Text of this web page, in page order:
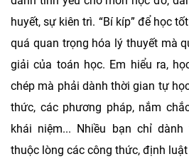
huyết, sự kiên trì. “Bí kíp” để học
quá quan trọng hóa lý thuyết mà
giải của toán học. Em hiểu ra,
chép mà phải dành thời gian tự
thức, các phương pháp, nắm
khái niệm... Nhiều bạn chỉ
thuộc lòng các công thức, định